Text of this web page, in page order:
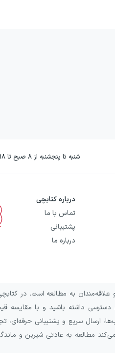
شنبه تا پنجشنبه از ۸ صبح تا ۱۸ عصر بجز روزهای تعطیل
درباره کتابچی
تماس با ما
پشتیبانی
درباره ما
به مطالعه است. در
داشته باشید و با مقایسه
ارسال سریع و پشتیبانی حرفه‌ای،
مطالعه به عادتی شیرین و